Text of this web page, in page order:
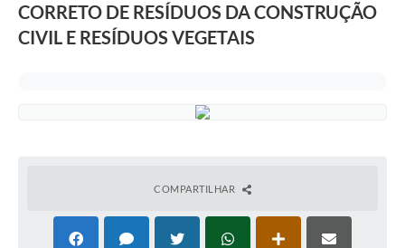
CORRETO DE RESÍDUOS DA CONSTRUÇÃO
CIVIL E RESÍDUOS VEGETAIS
COMPARTILHAR